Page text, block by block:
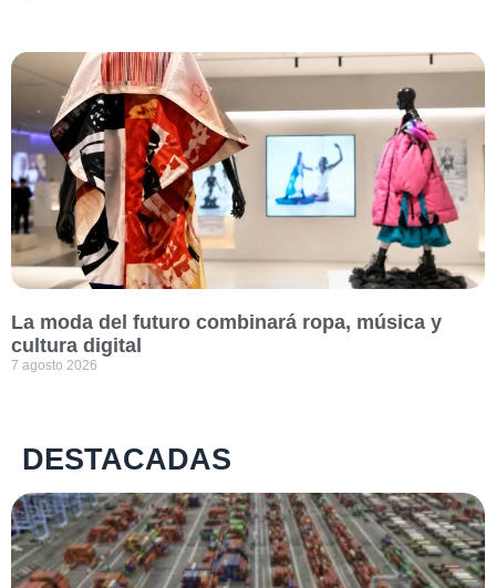
La moda del futuro combinará ropa, música y
cultura digital
7 agosto 2026
DESTACADAS